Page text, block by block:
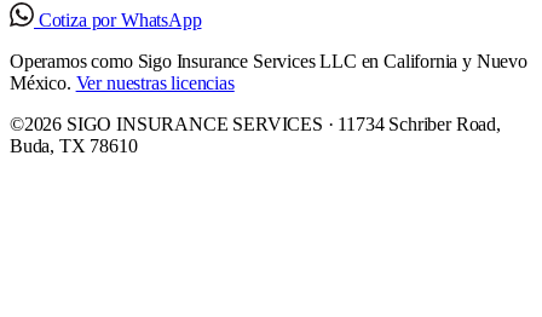
Cotiza por WhatsApp
Operamos como Sigo Insurance Services LLC en California y Nuevo
México. Ver nuestras licencias
©2026 SIGO INSURANCE SERVICES · 11734 Schriber Road,
Buda, TX 78610